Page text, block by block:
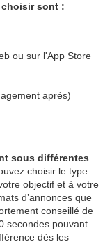
sont :
ou sur l'App Store
après)
sous différentes
choisir le type
objectif et à votre
d’annonces que
conseillé de
secondes pouvant
dès les